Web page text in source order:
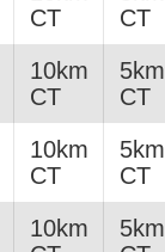
CT
CT
10km
CT
5km
CT
10km
CT
5km
CT
10km
5km